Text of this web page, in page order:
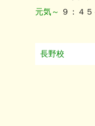
元気～
９：４
長野校